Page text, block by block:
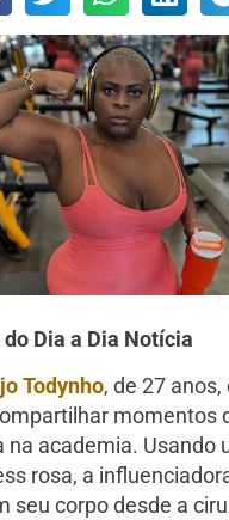
Dia a Dia Notícia
Todynho, de 27
momentos
na academia. Usando
rosa, a
seu corpo desde a